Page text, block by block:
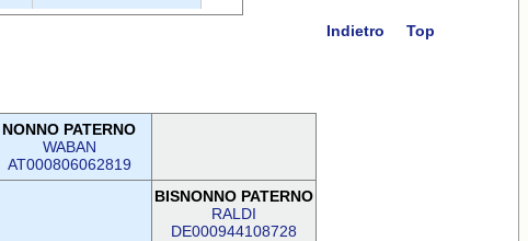
Indietro
Top
NONNO PATERNO
WABAN
AT000806062819
BISNONNO PATERNO
RALDI
DE000944108728